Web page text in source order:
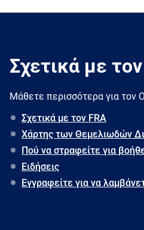
Σχετικά με
Μάθετε περισσότερα για τον
Σχετικά με τον FRA
Χάρτης των Θεμελιωδών
Πού να στραφείτε για
Ειδήσεις
Εγγραφείτε για να